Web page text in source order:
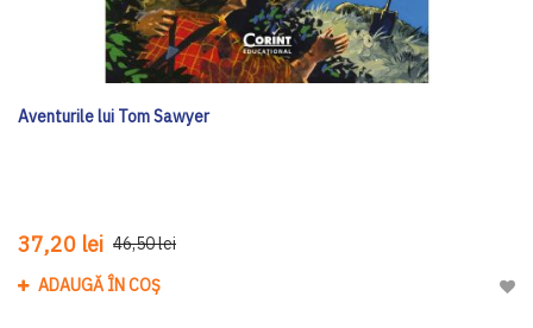
Aventurile lui Tom Sawyer
37,20 lei 46,50 lei
ADAUGĂ ÎN COȘ